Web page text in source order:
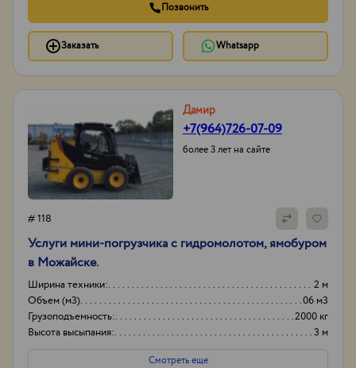
Позвонить
Заказать Whatsapp
Дамир
+7(964)726-07-09
более 3 лет на сайте
# 118
Услуги мини-погрузчика с гидромолотом, ямобуром
в Можайске.
Ширина техники:
2 м
Объем (м3)
06 м3
Грузоподъемность:
2000 кг
Высота высыпания:
3 м
Смотреть еще